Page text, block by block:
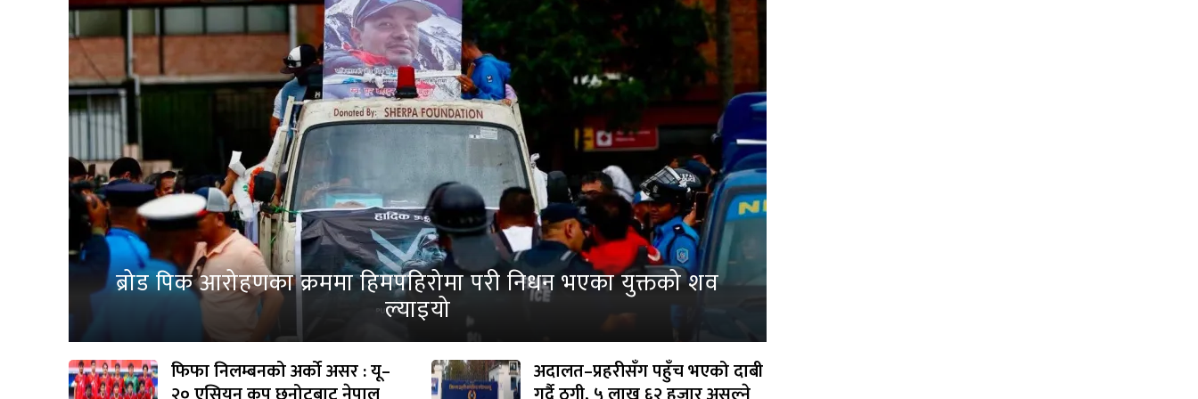
ब्रोड पिक आरोहणका क्रममा हिमपहिरोमा परी निधन भएका युक्तको शव
ल्याइयो
फिफा निलम्बनको अर्को असर : यू– अदालत–प्रहरीसँग पहुँच भएको दाबी